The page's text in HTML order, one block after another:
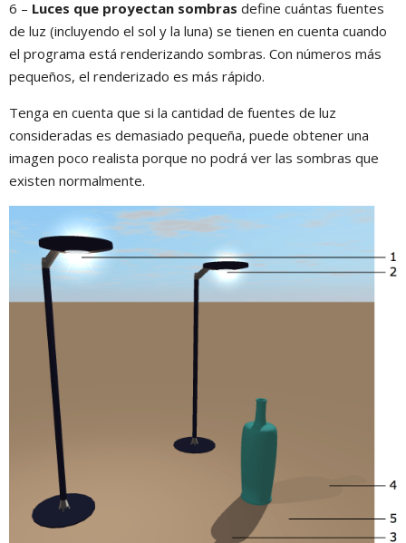
6 – Luces que proyectan sombras define cuántas fuentes
de luz (incluyendo el sol y la luna) se tienen en cuenta cuando
el programa está renderizando sombras. Con números más
pequeños, el renderizado es más rápido.
Tenga en cuenta que si la cantidad de fuentes de luz
consideradas es demasiado pequeña, puede obtener una
imagen poco realista porque no podrá ver las sombras que
existen normalmente.